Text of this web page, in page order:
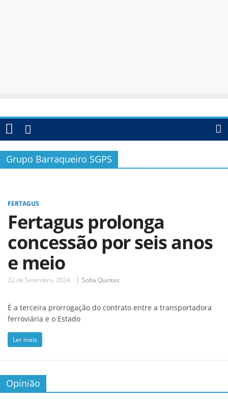
Grupo Barraqueiro SGPS
FERTAGUS
Fertagus prolonga
concessão por seis anos
e meio
22 de Setembro, 2024 Sofia Quintas
É a terceira prorrogação do contrato entre a transportadora
ferroviária e o Estado
Ler mais
Opinião